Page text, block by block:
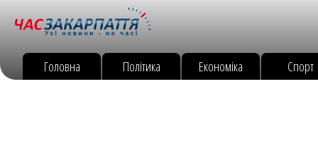
Головна Політика Економіка Спорт